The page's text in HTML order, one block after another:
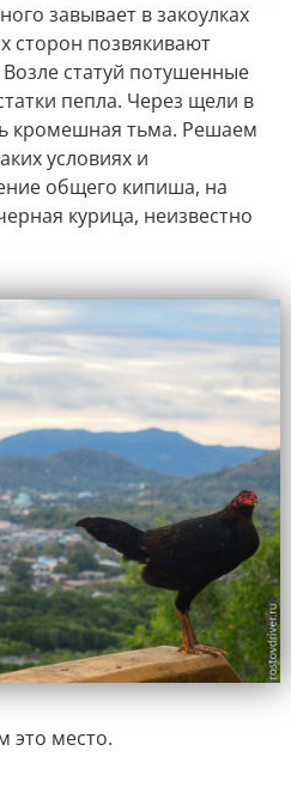
завывает в закоулках
сторон позвякивают
статуй потушенные
пепла. Через щели в
кромешная тьма. Решаем
условиях и
общего кипиша, на
курица, неизвестно
это место.